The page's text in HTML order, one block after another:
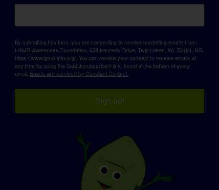
By submitting this form, you are consenting to receive marketing emails from:
LGMD Awareness Foundation, 638 Kennedy Drive, Twin Lakes, WI, 53181, US,
https://www.lgmd-info.org/. You can revoke your consent to receive emails at
any time by using the SafeUnsubscribe® link, found at the bottom of every
email. Emails are serviced by Constant Contact.
Sign up!